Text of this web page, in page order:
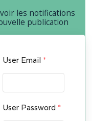
les notifications
publication
User Email *
User Password *